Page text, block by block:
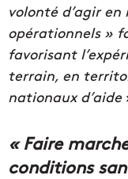
volonté d’agir
opérationnels »
favorisant
terrain, en
nationaux d’aide
« Faire
conditions